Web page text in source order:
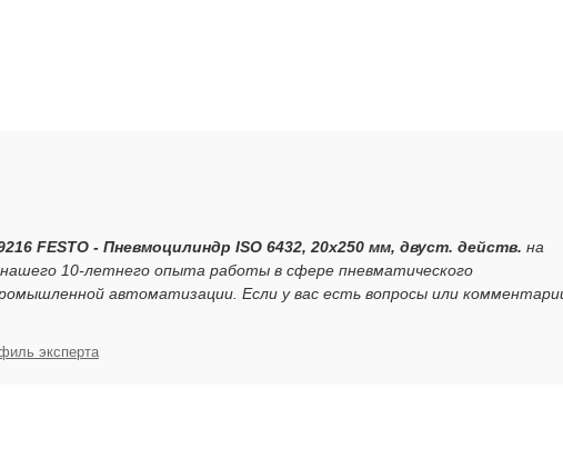
FESTO - Пневмоцилиндр ISO 6432, 20x250 мм, двуст. действ. на
10-летнего опыта работы в сфере пневматического
автоматизации. Если у вас есть вопросы или
эксперта